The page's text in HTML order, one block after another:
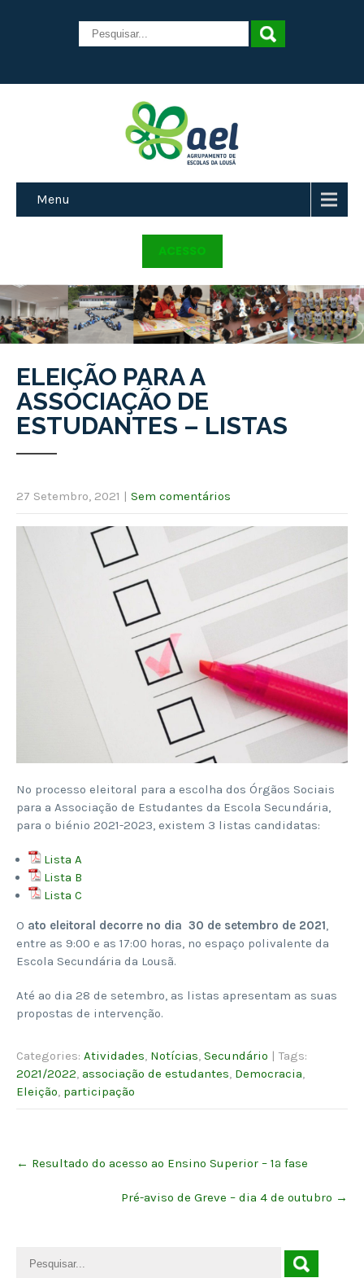
Menu
ACESSO
ELEIÇÃO PARA A
ASSOCIAÇÃO DE
ESTUDANTES – LISTAS
27 Setembro, 2021 | Sem comentários
No processo eleitoral para a escolha dos Órgãos Sociais
para a Associação de Estudantes da Escola Secundária,
para o biénio 2021-2023, existem 3 listas candidatas:
Lista A
Lista B
Lista C
O ato eleitoral decorre no dia 30 de setembro de 2021,
entre as 9:00 e as 17:00 horas, no espaço polivalente da
Escola Secundária da Lousã.
Até ao dia 28 de setembro, as listas apresentam as suas
propostas de intervenção.
Categories: Atividades, Notícias, Secundário | Tags:
2021/2022, associação de estudantes, Democracia,
Eleição, participação
navigation
← Resultado do acesso ao Ensino Superior – 1ª fase
Pré-aviso de Greve – dia 4 de outubro →